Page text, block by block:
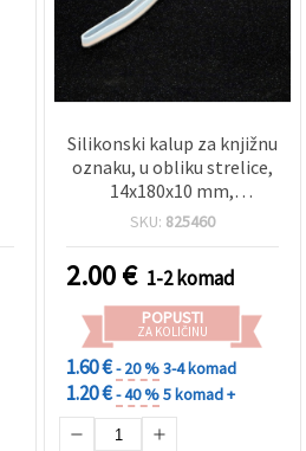
Silikonski kalup za knjižnu
oznaku, u obliku strelice,
14x180x10 mm,
fleksibilan i višekratan, za
SKU: 825460
2.00€ 1-2 komad
POPUSTI
ZA KOLIČINU
1.60 €- 20 %3-4 komad
1.20 €- 40 %5 komad +